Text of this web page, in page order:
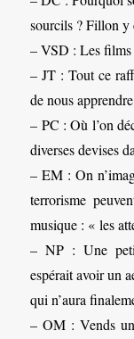
sourcils ? Fillon y
– VSD : Les films
– JT : Tout ce
de nous
– PC : Où l’on
diverses devises
– EM : On
terrorisme
musique : « les
– NP : Une
espérait avoir un
qui n’aura
– OM : Vends